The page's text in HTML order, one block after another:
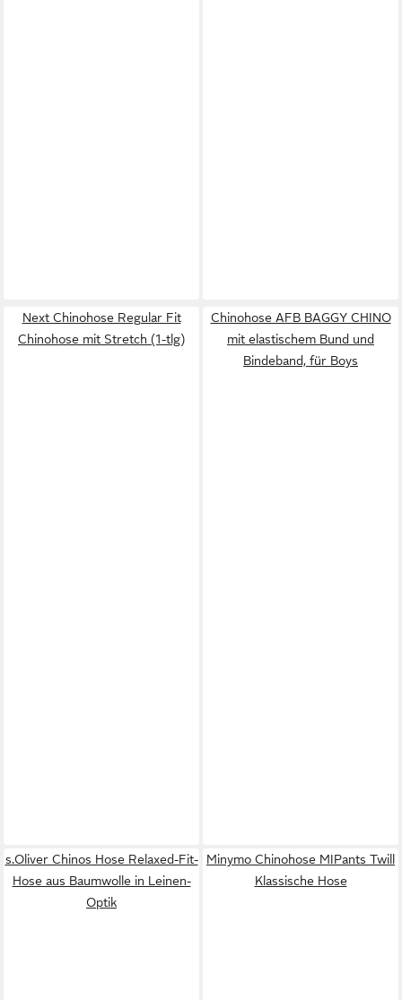
Next Chinohose Regular Fit
Chinohose mit Stretch (1-tlg)
Chinohose AFB BAGGY CHINO
mit elastischem Bund und
Bindeband, für Boys
s.Oliver Chinos Hose Relaxed-Fit-
Hose aus Baumwolle in Leinen-
Optik
Minymo Chinohose MIPants Twill
Klassische Hose